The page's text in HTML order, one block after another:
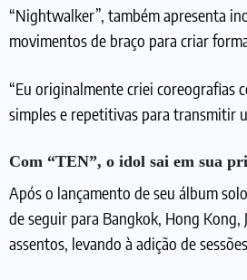
“Nightwalker”, também apresenta
movimentos de braço para criar
“Eu originalmente criei coreografias
simples e repetitivas para transmitir
Com “TEN”, o idol sai em sua
Após o lançamento de seu álbum
de seguir para Bangkok, Hong
assentos, levando à adição de